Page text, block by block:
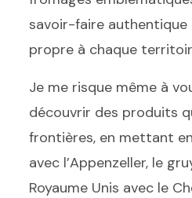
savoir-faire authentique
propre à chaque
Je me risque même à
découvrir des produits
frontières, en mettant
avec l’Appenzeller, le
Royaume Unis avec le